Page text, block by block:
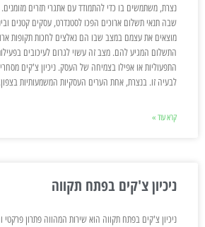
נצרת, משתמשים בו כדי להתמודד עם אתגרי תזרים
שבה תנאי תשלום ארוכים הפכו לסטנדרט, עסקים קטנים
מוצאים את עצמם במצב שבו הם נאלצים לחכות תקופות
התשלום המגיע להם. מצב זה עשוי לגרום לעיכובים
התפעוליות או אפילו בצמיחה של העסק. ניכיון צ'קים
לבעיה זו. בנצרת, אחת הערים העסקיות המשמעותיות בצפון,
קרא עוד »
ניכיון צ'קים בפתח תקווה
ניכיון צ'קים בפתח תקווה הוא שירות המהווה פתרון פרקטי